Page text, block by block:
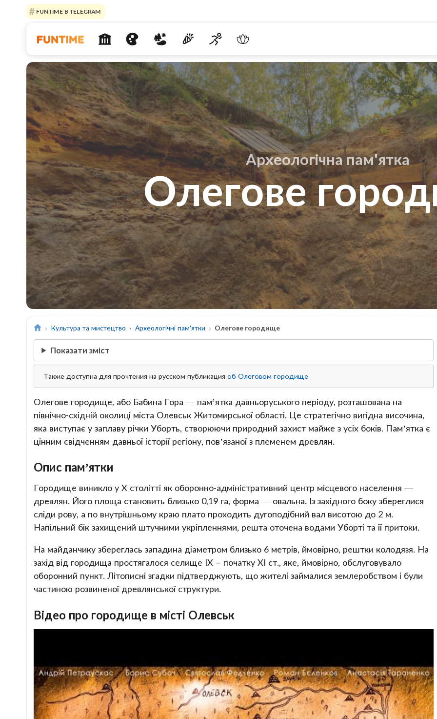
FUNTIME В TELEGRAM
Археологічна пам'ятка
Олегове
Культура та мистецтво Археологічні пам'ятки Олегове городище
Показати зміст
Также доступна для прочтения на русском публикация об Олеговом городище
Олегове городище, або Бабина Гора — пам’ятка давньоруського періоду, розташована на
північно-східній околиці міста Олевськ Житомирської області. Це стратегічно вигідна височина,
яка виступає у заплаву річки Уборть, створюючи природний захист майже з усіх боків. Пам’ятка є
цінним свідченням давньої історії регіону, пов’язаної з племенем древлян.
Опис пам’ятки
Городище виникло у Х столітті як оборонно-адміністративний центр місцевого населення —
древлян. Його площа становить близько 0,19 га, форма — овальна. Із західного боку збереглися
сліди рову, а по внутрішньому краю плато проходить дугоподібний вал висотою до 2 м.
Напільний бік захищений штучними укріпленнями, решта оточена водами Уборті та її притоки.
На майданчику збереглась западина діаметром близько 6 метрів, ймовірно, рештки колодязя. На
захід від городища простягалося селище IX – початку XI ст., яке, ймовірно, обслуговувало
оборонний пункт. Літописні згадки підтверджують, що жителі займалися землеробством і були
частиною розвиненої древлянської структури.
Відео про городище в місті Олевськ